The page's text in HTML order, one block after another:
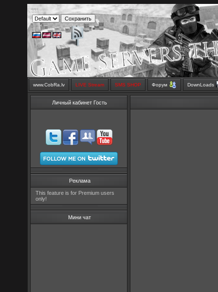
www.CobRa.lv LIVE Stream SMS SHOP Форум DownLoads
Личный кабинет Гость
Реклама
This feature is for Premium users
only!
Мини чат